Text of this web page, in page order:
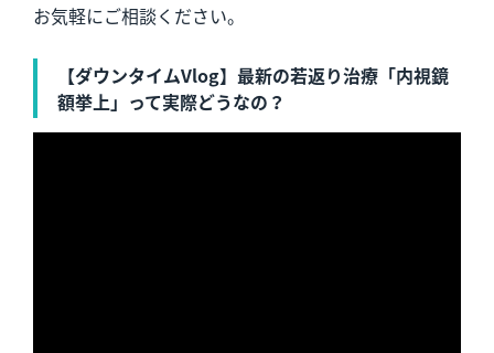
お気軽にご相談ください。
【ダウンタイムVlog】最新の若返り治療「内視鏡
額挙上」って実際どうなの？